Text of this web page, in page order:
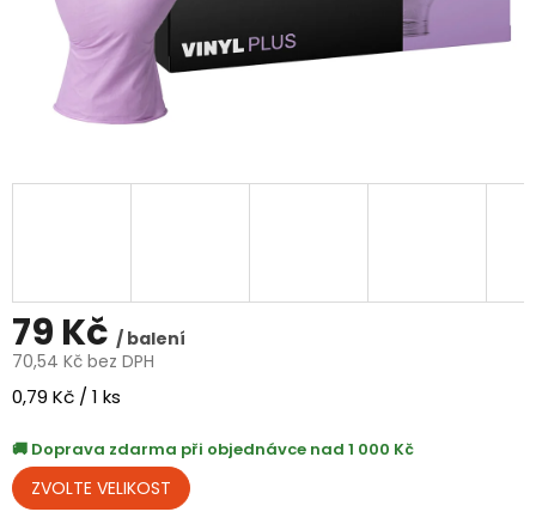
79 Kč / balení
70,54 Kč bez DPH
Měrná
0,79 Kč / 1 ks
Doprava zdarma při objednávce nad 1 000 Kč